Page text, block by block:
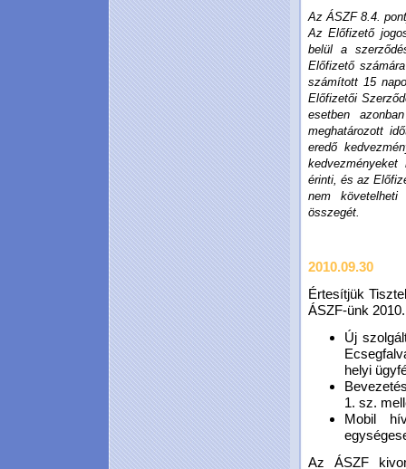
Az ÁSZF 8.4.
Az Előfizető
belül a
Előfizető
számított 15
Előfizetői
esetben
meghatározott
eredő
érinti, és az
nem követelheti
összegét.
2010.09.30
Értesítjük
ÁSZF-ünk
Új
helyi
1. sz.
Mobil
Az ÁSZF